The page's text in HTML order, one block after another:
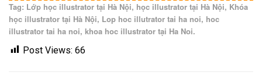
Tag: Lớp học illustrator tại Hà Nội, học illustrator tại Hà Nội, Khóa
học illustrator tại Hà Nội, Lop hoc illutrator tai ha noi, hoc
illustrator tai ha noi, khoa hoc illustrator tại Ha Noi.
Post Views: 66